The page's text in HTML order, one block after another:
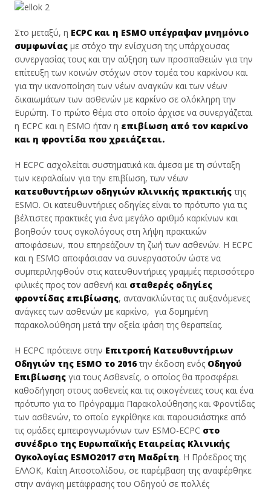
Στο μεταξύ, η ECPC και η ESMO υπέγραψαν μνημόνιο
συμφωνίας με στόχο την ενίσχυση της υπάρχουσας
συνεργασίας τους και την αύξηση των προσπαθειών για την
επίτευξη των κοινών στόχων στον τομέα του καρκίνου και
για την ικανοποίηση των νέων αναγκών και των νέων
δικαιωμάτων των ασθενών με καρκίνο σε ολόκληρη την
Ευρώπη. Το πρώτο θέμα στο οποίο άρχισε να συνεργάζεται
η ECPC και η ESMO ήταν η επιβίωση από τον καρκίνο
και η φροντίδα που χρειάζεται.
Η ECPC ασχολείται συστηματικά και άμεσα με τη σύνταξη
των κεφαλαίων για την επιβίωση, των νέων
κατευθυντήριων οδηγιών κλινικής πρακτικής της
ESMO. Οι κατευθυντήριες οδηγίες είναι το πρότυπο για τις
βέλτιστες πρακτικές για ένα μεγάλο αριθμό καρκίνων και
βοηθούν τους ογκολόγους στη λήψη πρακτικών
αποφάσεων, που επηρεάζουν τη ζωή των ασθενών. Η ECPC
και η ESMO αποφάσισαν να συνεργαστούν ώστε να
συμπεριληφθούν στις κατευθυντήριες γραμμές περισσότερο
φιλικές προς τον ασθενή και σταθερές οδηγίες
φροντίδας επιβίωσης, αντανακλώντας τις αυξανόμενες
ανάγκες των ασθενών με καρκίνο, για δομημένη
παρακολούθηση μετά την οξεία φάση της θεραπείας.
Η ECPC πρότεινε στην Επιτροπή Κατευθυντήριων
Οδηγιών της ESMO το 2016 την έκδοση ενός Οδηγού
Επιβίωσης για τους Ασθενείς, ο οποίος θα προσφέρει
καθοδήγηση στους ασθενείς και τις οικογένειες τους και ένα
πρότυπο για το Πρόγραμμα Παρακολούθησης και Φροντίδας
των ασθενών, το οποίο εγκρίθηκε και παρουσιάστηκε από
τις ομάδες εμπειρογνωμόνων των ESMO-ECPC στο
συνέδριο της Ευρωπαϊκής Εταιρείας Κλινικής
Ογκολογίας ESMO2017 στη Μαδρίτη. Η Πρόεδρος της
ΕΛΛΟΚ, Καίτη Αποστολίδου, σε παρέμβαση της αναφέρθηκε
στην ανάγκη μετάφρασης του Οδηγού σε πολλές